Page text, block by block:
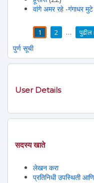
वांगे अमर रहे -गंगाधर मुटे
1 2 … पुढील
पुर्ण सूची
User Details
सदस्य खाते
लेखन करा
प्रतिनिधी उपस्थिती